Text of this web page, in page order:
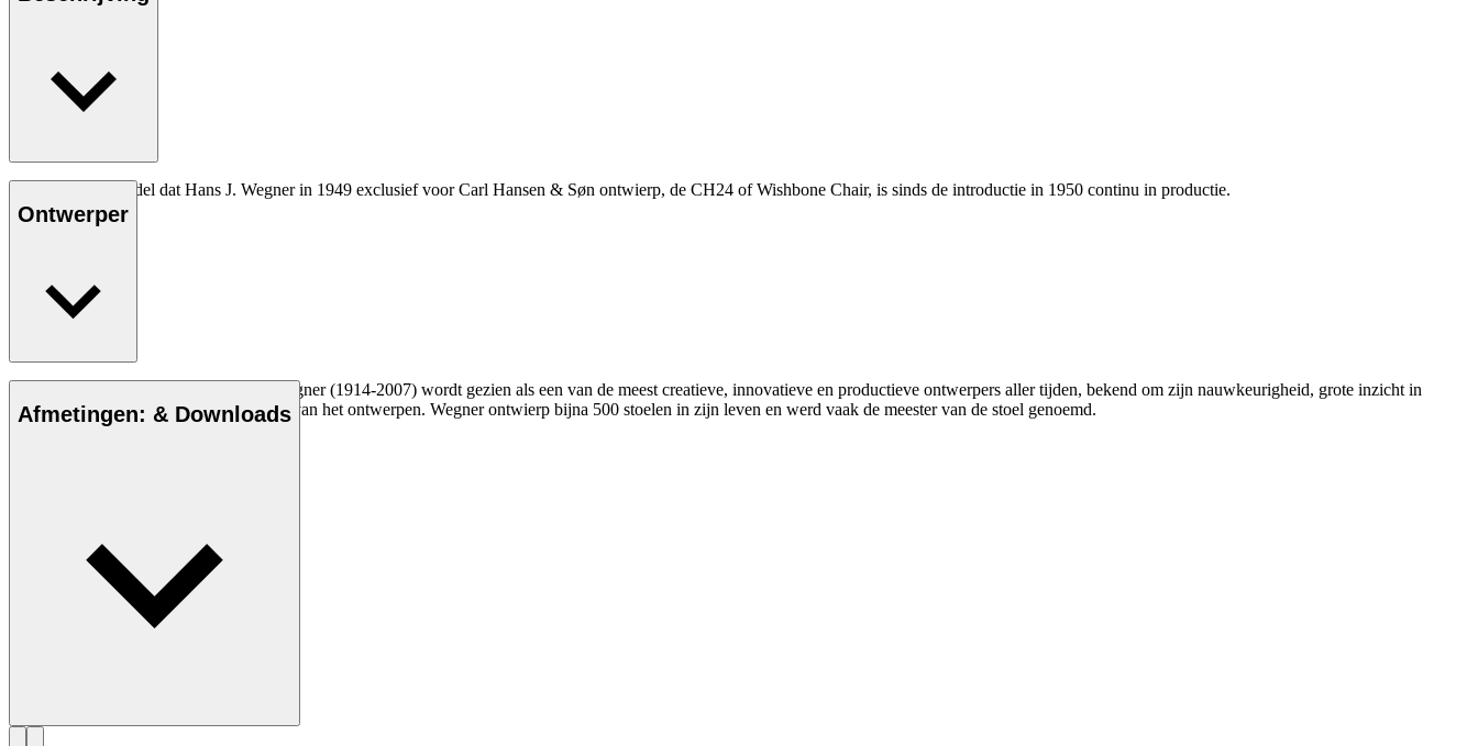
Het allereerste model dat Hans J. Wegner in 1949 exclusief voor Carl Hansen & Søn ontwierp, de CH24 of Wishbone Chair, is sinds de introductie in 1950 continu in productie.
Ontwerper
De Deense meubelontwerper Hans J. Wegner (1914-2007) wordt gezien als een van de meest creatieve, innovatieve en productieve ontwerpers aller tijden, bekend om zijn nauwkeurigheid, grote inzicht in
vakmanschap en compromisloze aanpak van het ontwerpen. Wegner ontwierp bijna 500 stoelen in zijn leven en werd vaak de meester van de stoel genoemd.
Afmetingen: & Downloads